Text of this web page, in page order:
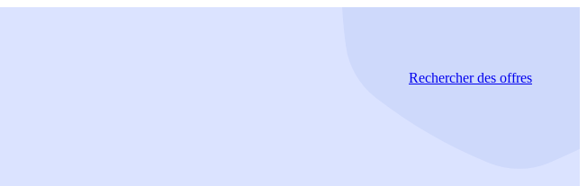
Rechercherdes offres